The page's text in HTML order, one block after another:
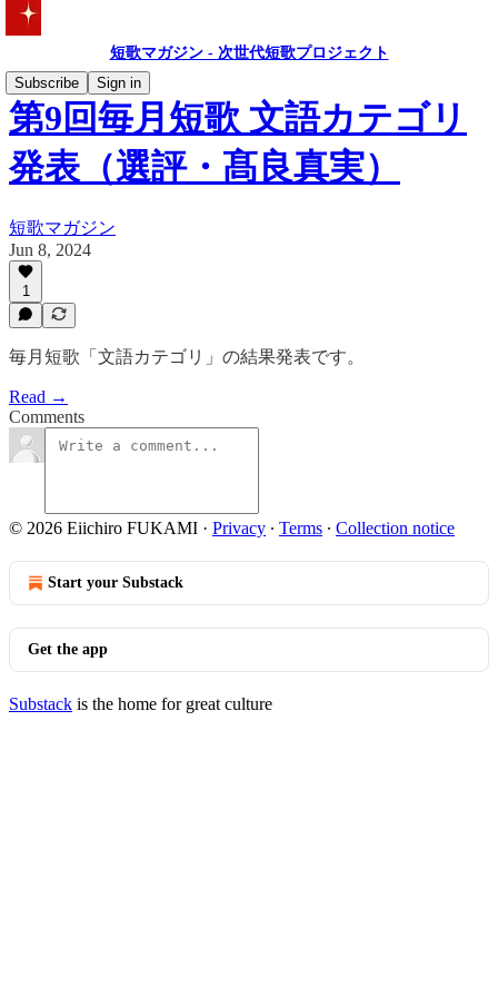
短歌マガジン - 次世代短歌プロジェクト
Subscribe
Sign in
第9回毎月短歌 文語カテゴリ
発表（選評・髙良真実）
短歌マガジン
Jun 8, 2024
1
毎月短歌「文語カテゴリ」の結果発表です。
Read →
Comments
© 2026 Eiichiro FUKAMI · Privacy ∙ Terms ∙ Collection notice
Start your Substack
Get the app
Substack is the home for great culture